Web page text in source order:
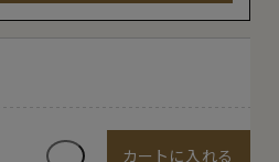
カートに入れる